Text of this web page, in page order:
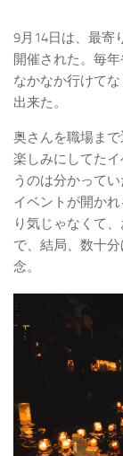
9月14日は、最寄
開催された。毎
なかなか行けて
出来た。
奥さんを職場まで
楽しみにしてた
うのは分かって
イベントが開か
り気じゃなくて
で、結局、数十
念。